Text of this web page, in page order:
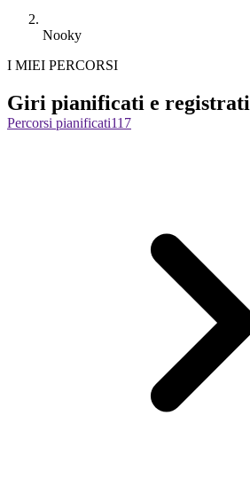
Nooky
I MIEI PERCORSI
Giri pianificati e registrati
Percorsi pianificati117